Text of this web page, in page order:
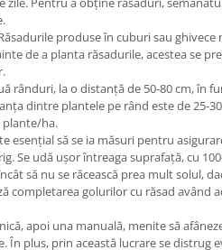
produse în cuburi sau
de a planta răsadurile, acestea se
rânduri, la o distanță de 50-80 cm, în
dintre plantele pe rând este de 25-
plante/ha.
esențial să se ia măsuri pentru
Se udă ușor întreaga suprafață, cu
să nu se răcească prea mult solul,
completarea golurilor cu răsad având
apoi una manuală, menite să
În plus, prin această lucrare se distrug